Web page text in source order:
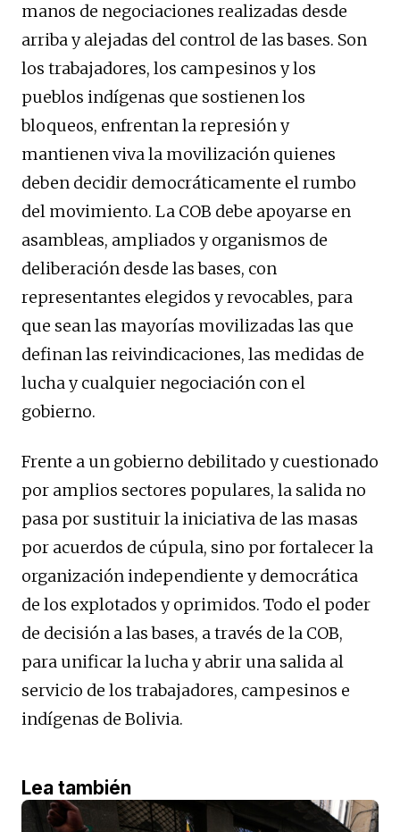
manos de negociaciones realizadas desde
arriba y alejadas del control de las bases. Son
los trabajadores, los campesinos y los
pueblos indígenas que sostienen los
bloqueos, enfrentan la represión y
mantienen viva la movilización quienes
deben decidir democráticamente el rumbo
del movimiento. La COB debe apoyarse en
asambleas, ampliados y organismos de
deliberación desde las bases, con
representantes elegidos y revocables, para
que sean las mayorías movilizadas las que
definan las reivindicaciones, las medidas de
lucha y cualquier negociación con el
gobierno.
Frente a un gobierno debilitado y cuestionado
por amplios sectores populares, la salida no
pasa por sustituir la iniciativa de las masas
por acuerdos de cúpula, sino por fortalecer la
organización independiente y democrática
de los explotados y oprimidos. Todo el poder
de decisión a las bases, a través de la COB,
para unificar la lucha y abrir una salida al
servicio de los trabajadores, campesinos e
indígenas de Bolivia.
Lea también